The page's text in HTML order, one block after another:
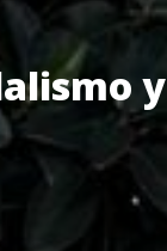
y